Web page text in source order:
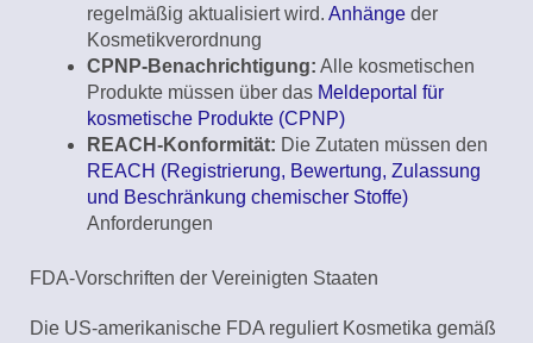
regelmäßig aktualisiert wird. Anhänge der
Kosmetikverordnung
CPNP-Benachrichtigung: Alle kosmetischen
Produkte müssen über das Meldeportal für
kosmetische Produkte (CPNP)
REACH-Konformität: Die Zutaten müssen den
REACH (Registrierung, Bewertung, Zulassung
und Beschränkung chemischer Stoffe)
Anforderungen
FDA-Vorschriften der Vereinigten Staaten
Die US-amerikanische FDA reguliert Kosmetika gemäß